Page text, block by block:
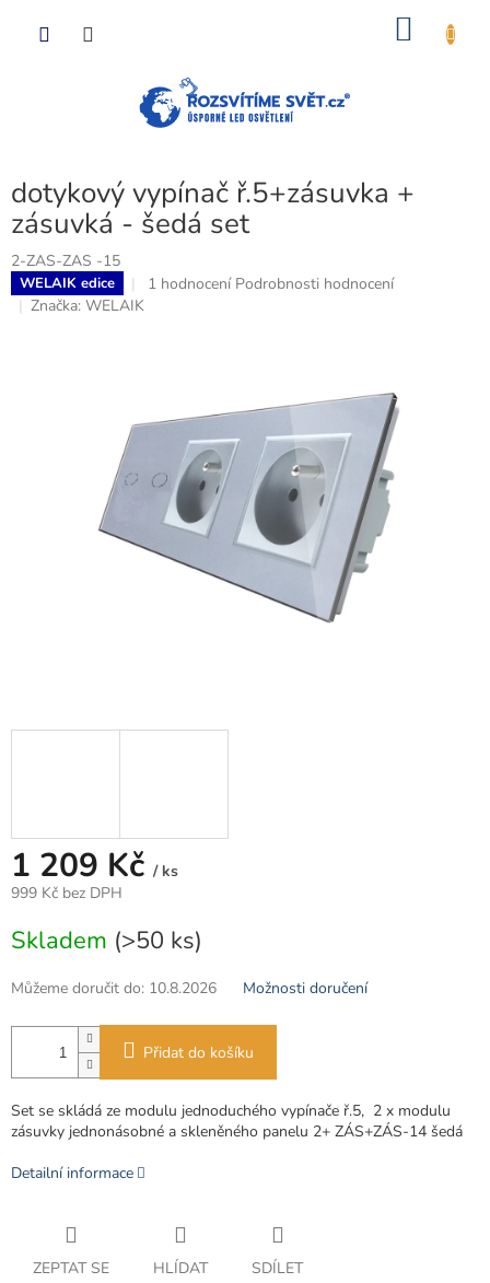
dotykový vypínač ř.5+zásuvka +
zásuvká - šedá set
2-ZAS-ZAS -15
WELAIK edice
Průměrné
hvězdiček.
1 hodnocení Podrobnosti hodnocení
Značka: WELAIK
1 209 Kč / ks
999 Kč bez DPH
cena:
Skladem (>50 ks)
Můžeme doručit do: 10.8.2026 Možnosti doručení
Přidat do košíku
Set se skládá ze modulu jednoduchého vypínače ř.5, 2 x modulu
zásuvky jednonásobné a skleněného panelu 2+ ZÁS+ZÁS-14 šedá
Detailní informace
ZEPTAT SE HLÍDAT SDÍLET